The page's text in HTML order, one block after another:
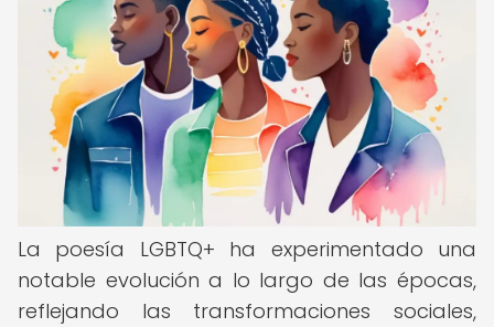
La poesía LGBTQ+ ha experimentado una
notable evolución a lo largo de las épocas,
reflejando las transformaciones sociales,